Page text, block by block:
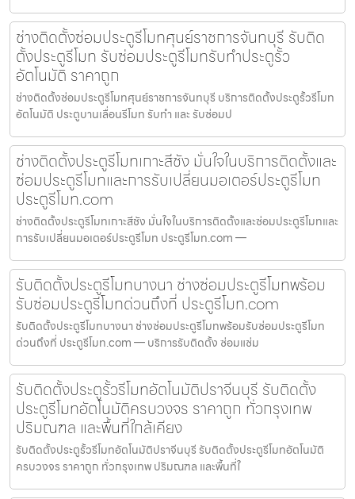
ช่างติดตั้งซ่อมประตูรีโมทศุนย์ราชการจันทบุรี รับติด
ตั้งประตูรีโมท รับซ่อมประตูรีโมทรับทำประตูรั้ว
อัตโนมัติ ราคาถูก
ช่างติดตั้งซ่อมประตูรีโมทศุนย์ราชการจันทบุรี บริการติดตั้งประตูรั้วรีโมท
อัตโนมัติ ประตูบานเลื่อนรีโมท รับทำ และ รับซ่อมป
ช่างติดตั้งประตูรีโมทเกาะสีชัง มั่นใจในบริการติดตั้งและ
ซ่อมประตูรีโมทและการรับเปลี่ยนมอเตอร์ประตูรีโมท
ประตูรีโมท.com
ช่างติดตั้งประตูรีโมทเกาะสีชัง มั่นใจในบริการติดตั้งและซ่อมประตูรีโมทและ
การรับเปลี่ยนมอเตอร์ประตูรีโมท ประตูรีโมท.com —
รับติดตั้งประตูรีโมทบางนา ช่างซ่อมประตูรีโมทพร้อม
รับซ่อมประตูรีโมทด่วนถึงที่ ประตูรีโมท.com
รับติดตั้งประตูรีโมทบางนา ช่างซ่อมประตูรีโมทพร้อมรับซ่อมประตูรีโมท
ด่วนถึงที่ ประตูรีโมท.com — บริการรับติดตั้ง ซ่อมแซ่ม
รับติดตั้งประตูรั้วรีโมทอัตโนมัติปราจีนบุรี รับติดตั้ง
ประตูรีโมทอัตโนมัติครบวงจร ราคาถูก ทั่วกรุงเทพ
ปริมณฑล และพื้นที่ใกล้เคียง
รับติดตั้งประตูรั้วรีโมทอัตโนมัติปราจีนบุรี รับติดตั้งประตูรีโมทอัตโนมัติ
ครบวงจร ราคาถูก ทั่วกรุงเทพ ปริมณฑล และพื้นที่ใ